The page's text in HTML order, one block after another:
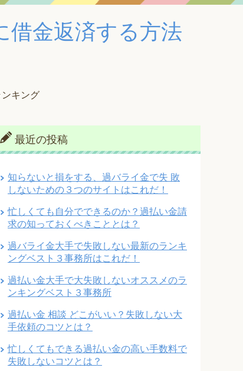
借金返済する方法
キング
最近の投稿
知らないと損をする、過バライ金で失 敗
しないための３つのサイトはこれだ！
忙しくても自分でできるのか？過払い金請
求の知っておくべきこととは？
過バライ金大手で失敗しない最新のランキ
ングベスト３事務所はこれだ！
過払い金大手で大失敗しないオススメのラ
ンキングベスト３事務所
過払い金 相談 どこがいい？失敗しない大
手依頼のコツとは？
忙しくてもできる過払い金の高い手数料で
失敗しないコツとは？